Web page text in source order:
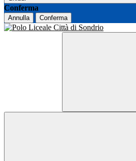
Conferma
Annulla Conferma